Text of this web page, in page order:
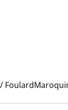
Foulard